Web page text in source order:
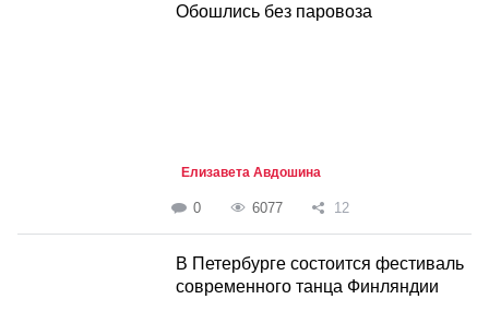
Обошлись без паровоза
Елизавета Авдошина
0 6077 12
В Петербурге состоится фестиваль
современного танца Финляндии